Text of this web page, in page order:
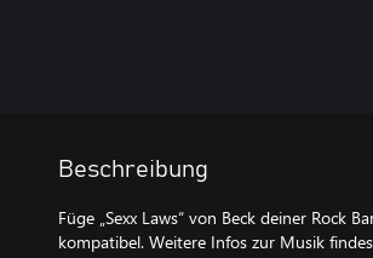
Beschreibung
Füge „Sexx Laws“ von Beck deiner Rock
kompatibel. Weitere Infos zur Musik